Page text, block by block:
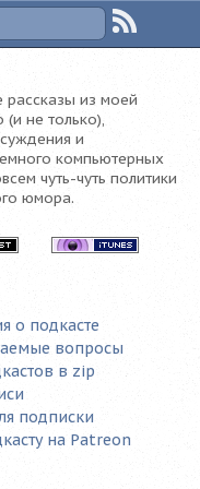
из моей
(и не только),
и
компьютерных
чуть-чуть политики
юмора.
о подкасте
вопросы
в zip
подписки
на Patreon